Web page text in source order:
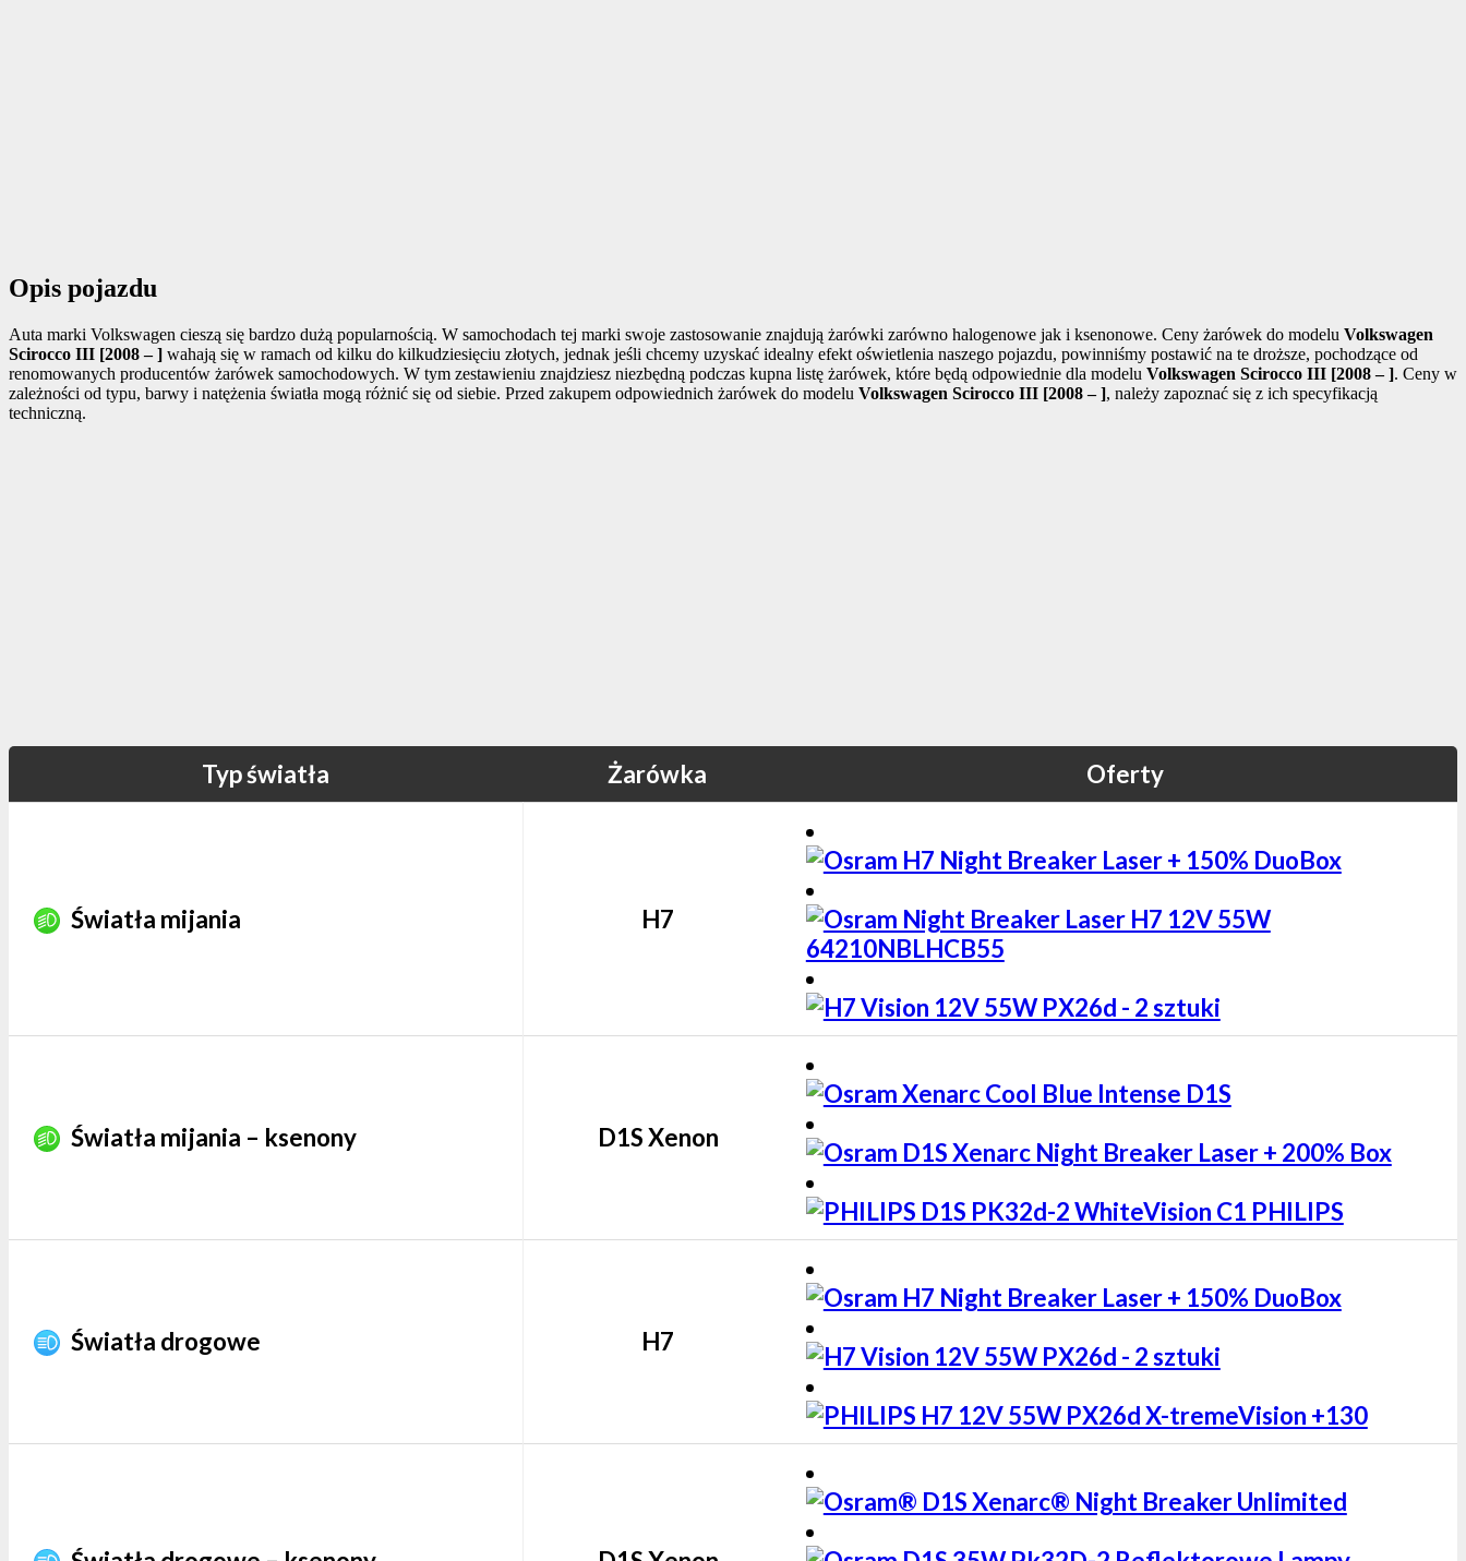
Opis pojazdu
Auta marki Volkswagen cieszą się bardzo dużą popularnością. W samochodach tej marki swoje zastosowanie znajdują żarówki zarówno halogenowe jak i ksenonowe. Ceny żarówek do modelu Volkswagen
Scirocco III [2008 – ] wahają się w ramach od kilku do kilkudziesięciu złotych, jednak jeśli chcemy uzyskać idealny efekt oświetlenia naszego pojazdu, powinniśmy postawić na te droższe, pochodzące od
renomowanych producentów żarówek samochodowych. W tym zestawieniu znajdziesz niezbędną podczas kupna listę żarówek, które będą odpowiednie dla modelu Volkswagen Scirocco III [2008 – ]. Ceny w
zależności od typu, barwy i natężenia światła mogą różnić się od siebie. Przed zakupem odpowiednich żarówek do modelu Volkswagen Scirocco III [2008 – ], należy zapoznać się z ich specyfikacją
techniczną.
Typ światła Żarówka Oferty
Światła mijania H7
Światła mijania – ksenony D1S Xenon
Światła drogowe H7